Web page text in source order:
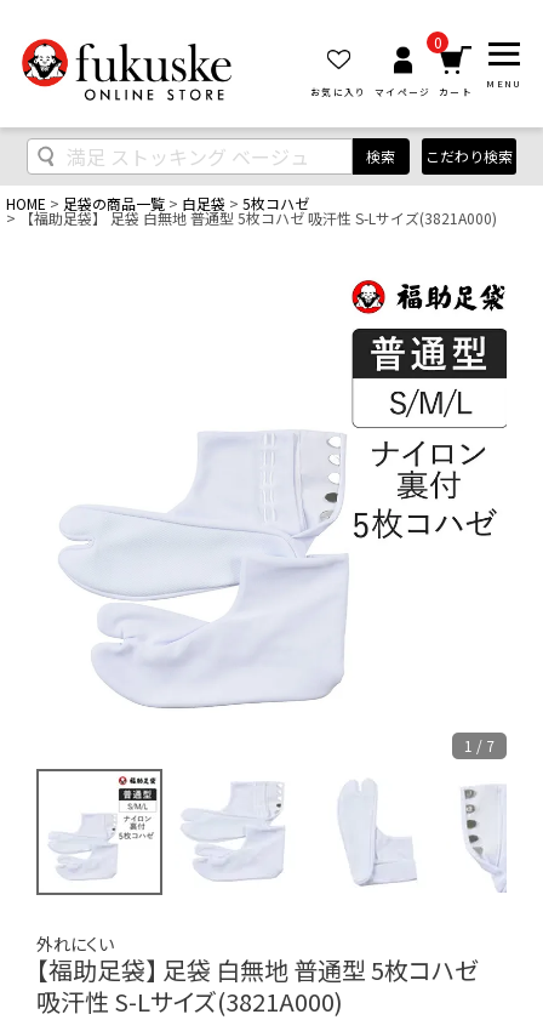
お気に入り マイページ
0
カート
MENU
検索 こだわり検索
HOME 足袋の商品一覧 白足袋 5枚コハゼ
【福助足袋】 足袋 白無地 普通型 5枚コハゼ 吸汗性 S-Lサイズ(3821A000)
1 / 7
外れにくい
【福助足袋】 足袋 白無地 普通型 5枚コハゼ
吸汗性 S-Lサイズ(3821A000)